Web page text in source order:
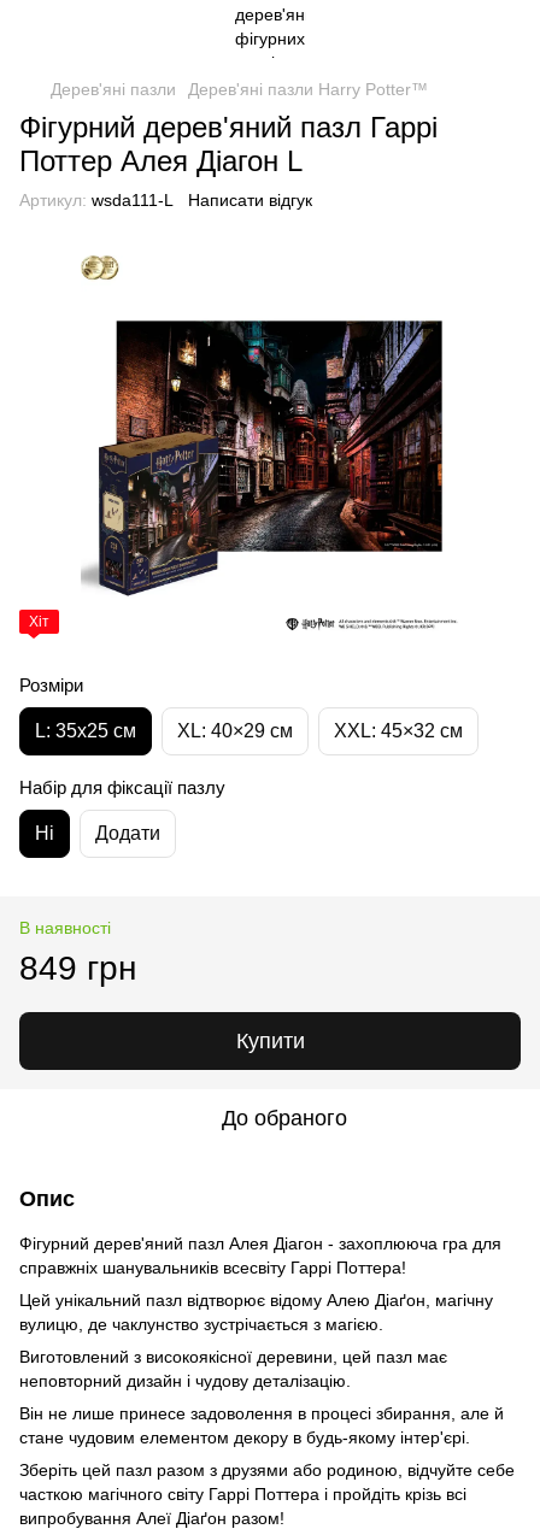
Дерев'яні пазли Дерев'яні пазли Harry Potter™
Фігурний дерев'яний пазл Гаррі
Поттер Алея Діагон L
Артикул: wsda111-L Написати відгук
Хіт
Розміри
L: 35х25 см XL: 40×29 см XXL: 45×32 cм
Набір для фіксації пазлу
Ні Додати
В наявності
849 грн
Купити
До обраного
Опис
Фігурний дерев'яний пазл Алея Діагон - захоплююча гра для
справжніх шанувальників всесвіту Гаррі Поттера!
Цей унікальний пазл відтворює відому Алею Діаґон, магічну
вулицю, де чаклунство зустрічається з магією.
Виготовлений з високоякісної деревини, цей пазл має
неповторний дизайн і чудову деталізацію.
Він не лише принесе задоволення в процесі збирання, але й
стане чудовим елементом декору в будь-якому інтер'єрі.
Зберіть цей пазл разом з друзями або родиною, відчуйте себе
часткою магічного світу Гаррі Поттера і пройдіть крізь всі
випробування Алеї Діаґон разом!